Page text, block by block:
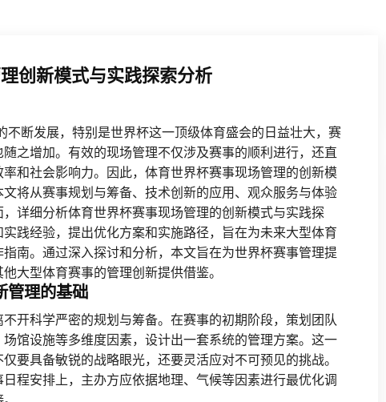
创新模式与实践探索分析
不断发展，特别是世界杯这一顶级体育盛会的日益壮大，赛
之增加。有效的现场管理不仅涉及赛事的顺利进行，还直
和社会影响力。因此，体育世界杯赛事现场管理的创新模
将从赛事规划与筹备、技术创新的应用、观众服务与体验
详细分析体育世界杯赛事现场管理的创新模式与实践探
践经验，提出优化方案和实施路径，旨在为未来大型体育
南。通过深入探讨和分析，本文旨在为世界杯赛事管理提
大型体育赛事的管理创新提供借鉴。
管理的基础
开科学严密的规划与筹备。在赛事的初期阶段，策划团队
馆设施等多维度因素，设计出一套系统的管理方案。这一
要具备敏锐的战略眼光，还要灵活应对不可预见的挑战。
程安排上，主办方应依据地理、气候等因素进行最优化调